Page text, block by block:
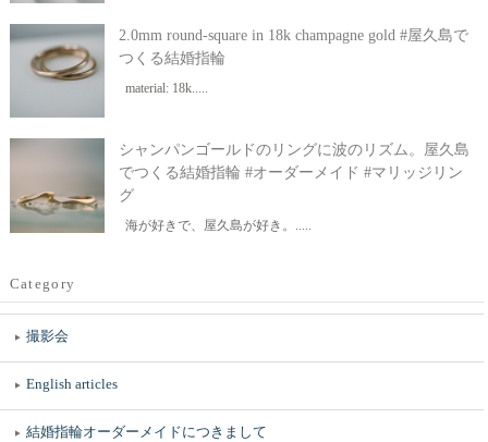
2.0mm round-square in 18k champagne gold #屋久島で
つくる結婚指輪
material: 18k.....
シャンパンゴールドのリングに波のリズム。屋久島
でつくる結婚指輪 #オーダーメイド #マリッジリン
グ
海が好きで、屋久島が好き。.....
Category
撮影会
English articles
結婚指輪オーダーメイドにつきまして